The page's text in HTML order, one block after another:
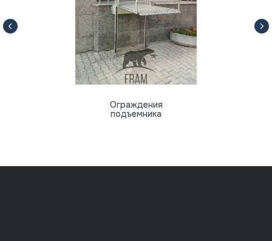
Ограждения
подъемника